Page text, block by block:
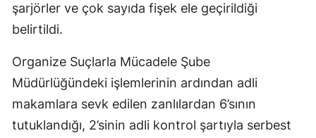
şarjörler ve çok sayıda fişek ele geçirildiği
belirtildi.
Organize Suçlarla Mücadele Şube
Müdürlüğündeki işlemlerinin ardından adli
makamlara sevk edilen zanlılardan 6’sının
tutuklandığı, 2’sinin adli kontrol şartıyla serbest